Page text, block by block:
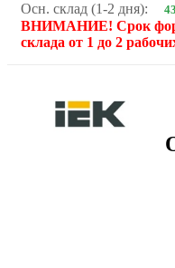
Осн. склад (1-2 дня):
ВНИМАНИЕ! Срок
склада от 1 до 2